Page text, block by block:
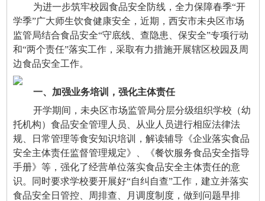
为进一步筑牢校园食品安全防线，全力保障春季“开
学季”广大师生饮食健康安全，近期，西安市未央区市场
监管局结合食品安全“守底线、查隐患、保安全”专项行动
和“两个责任”落实工作，采取有力措施开展辖区校园及周
边食品安全工作。
一、加强业务培训，强化主体责任
开学期间，未央区市场监管局分层分级组织学校（幼
托机构）食品安全管理人员、从业人员进行相应法律法
规、日常管理等食安知识培训，解读辅导《企业落实食品
安全主体责任监督管理规定》、《餐饮服务食品安全指导
手册》等，强化了经营单位落实食品安全主体责任的意
识。同时要求学校要开展好“自纠自查”工作，建立并落实
食品安全日管控、周排查、月调度制度，做到问题早排